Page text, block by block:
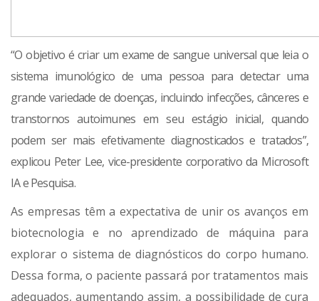
“O objetivo é criar um exame de sangue universal que leia o
sistema imunológico de uma pessoa para detectar uma
grande variedade de doenças, incluindo infecções, cânceres e
transtornos autoimunes em seu estágio inicial, quando
podem ser mais efetivamente diagnosticados e tratados”,
explicou Peter Lee, vice-presidente corporativo da Microsoft
IA e Pesquisa.
As empresas têm a expectativa de unir os avanços em
biotecnologia e no aprendizado de máquina para
explorar o sistema de diagnósticos do corpo humano.
Dessa forma, o paciente passará por tratamentos mais
adequados, aumentando assim, a possibilidade de cura